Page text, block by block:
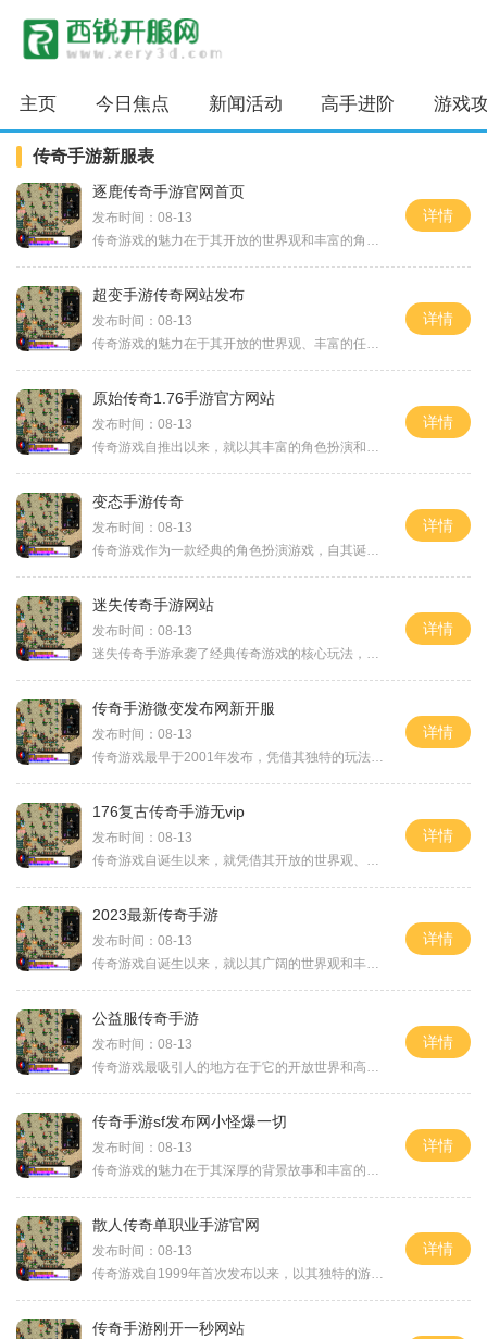
主页 今日焦点 新闻活动 高手进阶 游戏
传奇手游新服表
逐鹿传奇手游官网首页
发布时间：08-13
传奇游戏的魅力在于其开放的世界观和丰富的角色选择。在逐鹿传奇中，玩家可以选择不同的职业，例如战士、法师和道士等，每种职业都有其独特的技能和特点。游戏中的角色扮演系统十分成熟，玩家可以通过完成各种任务、参与战斗和探索地图来提升自己的角色等级，
详情
超变手游传奇网站发布
发布时间：08-13
传奇游戏的魅力在于其开放的世界观、丰富的任务系统以及多样化的职业选择。玩家可以选择战士、法师和道士等职业，每种职业都有其独特的技能和玩法。战士以近战攻击为主，拥有强大的防御能力；法师则擅长远程攻击和魔法输出；而道士则是团队中的辅助角色，具备
详情
原始传奇1.76手游官方网站
发布时间：08-13
传奇游戏自推出以来，就以其丰富的角色扮演和深厚的背景故事，吸引了大量玩家。玩家可以选择不同的职业，如战士、法师和道士，每个职业都有独特的技能和特点。游戏的核心玩法包括打怪、升级、收集装备和挑战强大的boss。尤其是原始传奇1.76，在保留经
详情
变态手游传奇
发布时间：08-13
传奇游戏作为一款经典的角色扮演游戏，自其诞生以来便受到了玩家们的热爱。其核心玩法包括角色升级、装备强化、打怪升级等，玩家在这个充满魔幻色彩的世界中，可以通过自己的努力和策略，成就自己的传奇之路。在变态手游传奇中，玩家不仅可以选择经典的职业，
详情
迷失传奇手游网站
发布时间：08-13
迷失传奇手游承袭了经典传奇游戏的核心玩法，让玩家在手机上也能重温当年的激情与热血。传奇游戏以其简单易上手的操作和丰富多样的职业选择，吸引了无数玩家。玩家可以选择战士、法师、道士等经典职业，每个职业都有其独特的技能与特点，满足了不同玩家的需求
详情
传奇手游微变发布网新开服
发布时间：08-13
传奇游戏最早于2001年发布，凭借其独特的玩法和丰富的故事背景，迅速在国内外赢得了大量粉丝。作为一款角色扮演类游戏，传奇的核心在于玩家通过选择不同的职业，进行打怪升级，获取装备与技能，最终在广阔的游戏世界中争夺荣耀。角色扮演在传奇手游中，角
详情
176复古传奇手游无vip
发布时间：08-13
传奇游戏自诞生以来，就凭借其开放的世界观、丰富的角色扮演和激烈的PK对战吸引了无数玩家。176复古传奇手游延续了这一传统，让玩家在手机上也能体验到经典的传奇魅力。无VIP的设计使得所有玩家在游戏中拥有公平的起点，不再因为氪金而拉开差距，让每
详情
2023最新传奇手游
发布时间：08-13
传奇游戏自诞生以来，就以其广阔的世界观和丰富的角色扮演系统深受玩家喜爱。在这些游戏中，玩家可以选择不同的职业，每种职业都有独特的技能和玩法。无论是勇猛的战士、神秘的法师，还是灵巧的道士，各种角色都能让玩家体验到不同的游戏乐趣。2023年最新
详情
公益服传奇手游
发布时间：08-13
传奇游戏最吸引人的地方在于它的开放世界和高度自由的角色扮演体验。玩家在游戏中可以选择不同的职业，如战士、法师和道士，每个职业都有独特的技能和特点。通过不断地打怪、升级和获取装备，玩家能够体验到从新手到高手的成长过程。在公益服传奇手游中，这种
详情
传奇手游sf发布网小怪爆一切
发布时间：08-13
传奇游戏的魅力在于其深厚的背景故事和丰富的角色扮演元素。玩家可以选择不同的职业，比如战士、法师和道士，每个职业都有其独特的技能和玩法。无论是近战攻击的战士，还是高爆发的法师，玩家都可以根据自己的喜好进行选择和发展。在传奇手游SF发布网中，玩
详情
散人传奇单职业手游官网
发布时间：08-13
传奇游戏自1999年首次发布以来，以其独特的游戏模式和丰富的玩法，吸引了无数玩家的目光。在散人传奇单职业手游中，玩家将体验到最纯正的传奇风格，丰富的角色选择与经典的打怪升级模式让人感受到满满的怀旧情怀。游戏中的角色分为战士、法师和道士三种职
详情
传奇手游刚开一秒网站